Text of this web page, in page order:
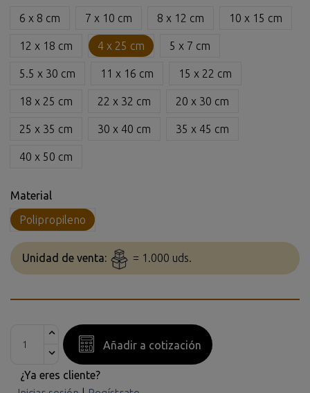
6 x 8 cm
7 x 10 cm 8 x 12 cm 10 x 15 cm
12 x 18 cm 4 x 25 cm 5 x 7 cm
5.5 x 30 cm 11 x 16 cm 15 x 22 cm
18 x 25 cm 22 x 32 cm 20 x 30 cm
25 x 35 cm 30 x 40 cm 35 x 45 cm
40 x 50 cm
Material
Polipropileno
Unidad de venta: = 1.000 uds.
Añadir a cotización
¿Ya eres cliente?